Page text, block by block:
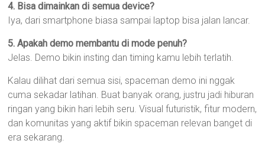
4. Bisa dimainkan di semua device?
Iya, dari smartphone biasa sampai laptop bisa jalan lancar.
5. Apakah demo membantu di mode penuh?
Jelas. Demo bikin insting dan timing kamu lebih terlatih.
Kalau dilihat dari semua sisi, spaceman demo ini nggak
cuma sekadar latihan. Buat banyak orang, justru jadi hiburan
ringan yang bikin hari lebih seru. Visual futuristik, fitur modern,
dan komunitas yang aktif bikin spaceman relevan banget di
era sekarang.